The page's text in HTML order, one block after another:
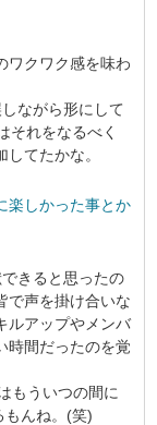
ワクワク感を味わ
ながら形にして
それをなるべく
てたかな。
しかった事とか
きると思ったの
で声を掛け合いな
ルアップやメンバ
時間だったのを覚
もういつの間に
もんね。(笑)